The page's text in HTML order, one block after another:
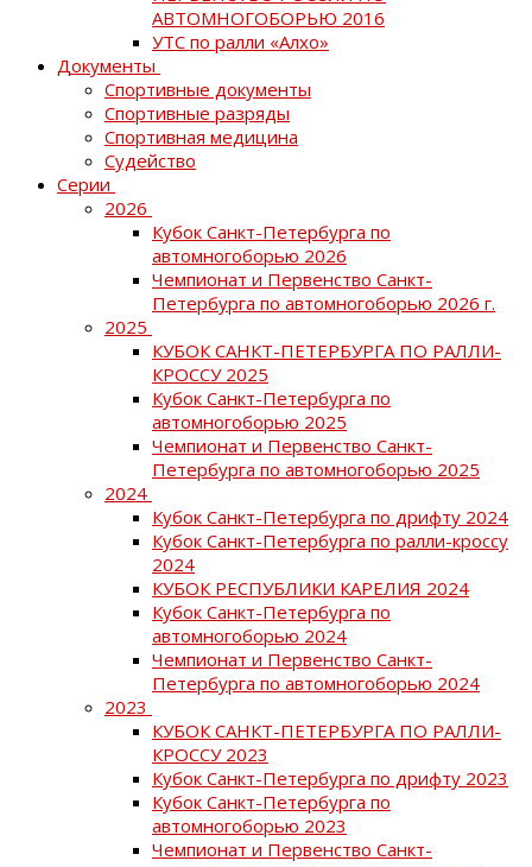
АВТОМНОГОБОРЬЮ 2016
УТС по ралли «Алхо»
Документы
Спортивные документы
Спортивные разряды
Спортивная медицина
Судейство
Серии
2026
Кубок Санкт-Петербурга по
автомногоборью 2026
Чемпионат и Первенство Санкт-
Петербурга по автомногоборью 2026 г.
2025
КУБОК САНКТ-ПЕТЕРБУРГА ПО РАЛЛИ-
КРОССУ 2025
Кубок Санкт-Петербурга по
автомногоборью 2025
Чемпионат и Первенство Санкт-
Петербурга по автомногоборью 2025
2024
Кубок Санкт-Петербурга по дрифту 2024
Кубок Санкт-Петербурга по ралли-кроссу
2024
КУБОК РЕСПУБЛИКИ КАРЕЛИЯ 2024
Кубок Санкт-Петербурга по
автомногоборью 2024
Чемпионат и Первенство Санкт-
Петербурга по автомногоборью 2024
2023
КУБОК САНКТ-ПЕТЕРБУРГА ПО РАЛЛИ-
КРОССУ 2023
Кубок Санкт-Петербурга по дрифту 2023
Кубок Санкт-Петербурга по
автомногоборью 2023
Чемпионат и Первенство Санкт-